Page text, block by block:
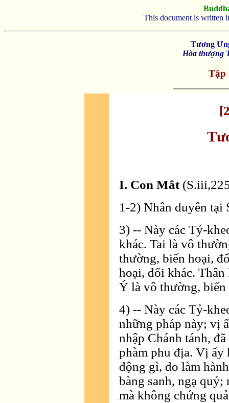
This document is written
Tương
Hòa thượng
Tập
I. Con Mắt
1-2) Nhân duyên tại
3) -- Này các Tỷ-
khác. Tai là vô
thường, biến hoại,
hoại, đổi khác.
Ý là vô thường,
4) -- Này các Tỷ-
những pháp này; vị
nhập Chánh tánh,
phàm phu địa. Vị ấy
động gì, do làm
bàng sanh, ngạ
mà không chứng